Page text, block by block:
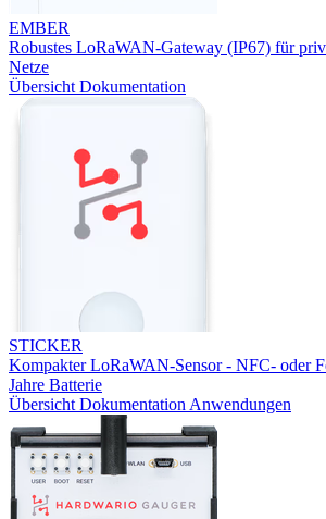
EMBER
Robustes LoRaWAN-Gateway (IP67) für
Netze
Übersicht Dokumentation
STICKER
Kompakter LoRaWAN-Sensor - NFC- oder
Jahre Batterie
Übersicht Dokumentation Anwendungen